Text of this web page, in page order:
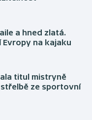
a hned zlatá.
na kajaku
titul mistryně
ze sportovní